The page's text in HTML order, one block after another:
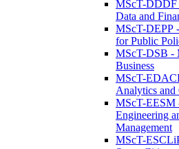
MScT-DDDF
Data and
MScT-DEPP
for Public
MScT-DSB -
Business
MScT-
Analytics and
MScT-EESM
Engineering
Management
MScT-